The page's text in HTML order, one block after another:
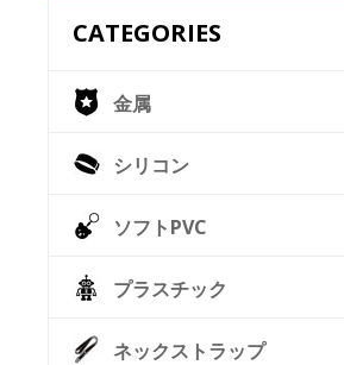
CATEGORIES
金属
シリコン
ソフトPVC
プラスチック
ネックストラップ